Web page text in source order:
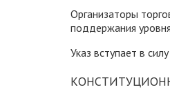
Организаторы
поддержания
Указ вступает в